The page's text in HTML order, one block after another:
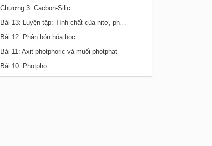
Chương 3: Cacbon-Silic
Bài 13: Luyện tập: Tính chất của nitơ, photpho và các hợp chất của chúng
Bài 12: Phân bón hóa học
Bài 11: Axit photphoric và muối photphat
Bài 10: Photpho